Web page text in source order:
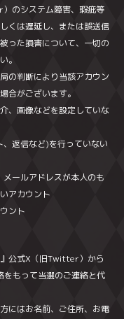
のシステム障害、瑕疵等
くは遅延し、または誤送信
った損害について、一切の
。
の判断により当該アカウン
合がございます。
、画像などを設定していな
返信など)を行っていない
ールアドレスが本人のも
アカウント
ント
』公式X（旧Twitter）から
をもって当選のご連絡と代
にはお名前、ご住所、お電